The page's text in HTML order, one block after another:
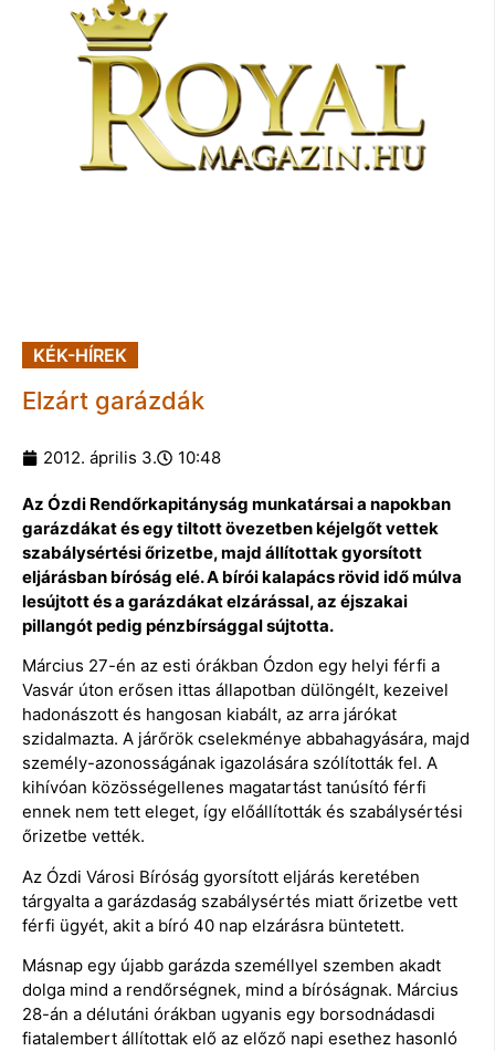
KÉK-HÍREK
Elzárt garázdák
2012. április 3. 10:48
Az Ózdi Rendőrkapitányság munkatársai a napokban
garázdákat és egy tiltott övezetben kéjelgőt vettek
szabálysértési őrizetbe, majd állítottak gyorsított
eljárásban bíróság elé. A bírói kalapács rövid idő múlva
lesújtott és a garázdákat elzárással, az éjszakai
pillangót pedig pénzbírsággal sújtotta.
Március 27-én az esti órákban Ózdon egy helyi férfi a
Vasvár úton erősen ittas állapotban dülöngélt, kezeivel
hadonászott és hangosan kiabált, az arra járókat
szidalmazta. A járőrök cselekménye abbahagyására, majd
személy-azonosságának igazolására szólították fel. A
kihívóan közösségellenes magatartást tanúsító férfi
ennek nem tett eleget, így előállították és szabálysértési
őrizetbe vették.
Az Ózdi Városi Bíróság gyorsított eljárás keretében
tárgyalta a garázdaság szabálysértés miatt őrizetbe vett
férfi ügyét, akit a bíró 40 nap elzárásra büntetett.
Másnap egy újabb garázda személlyel szemben akadt
dolga mind a rendőrségnek, mind a bíróságnak. Március
28-án a délutáni órákban ugyanis egy borsodnádasdi
fiatalembert állítottak elő az előző napi esethez hasonló